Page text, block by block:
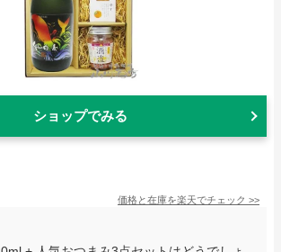
ショップでみる
価格と在庫を楽天でチェック >>